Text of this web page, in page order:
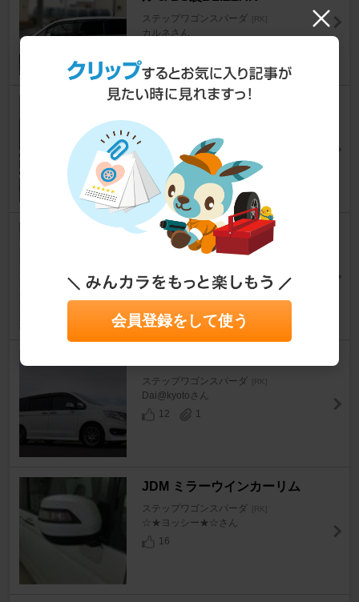
ステップワゴンスパーダ [RK]
カルネさん
BRIDGESTONE ブリザックVR
X 205/60R16
ステップワゴンスパーダ
mamityさん
21
WORK エモーションT7R
ステップワゴンスパーダ [RK]
9
0
ステップワゴンスパーダ [RK]
Dai@kyotoさん
12
1
JDM ミラーウインカーリム
ステップワゴンスパーダ [RK]
☆★ヨッシー★☆さん
16
会員登録をして使う